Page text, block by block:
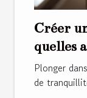
Créer
quelles
Plonger
de